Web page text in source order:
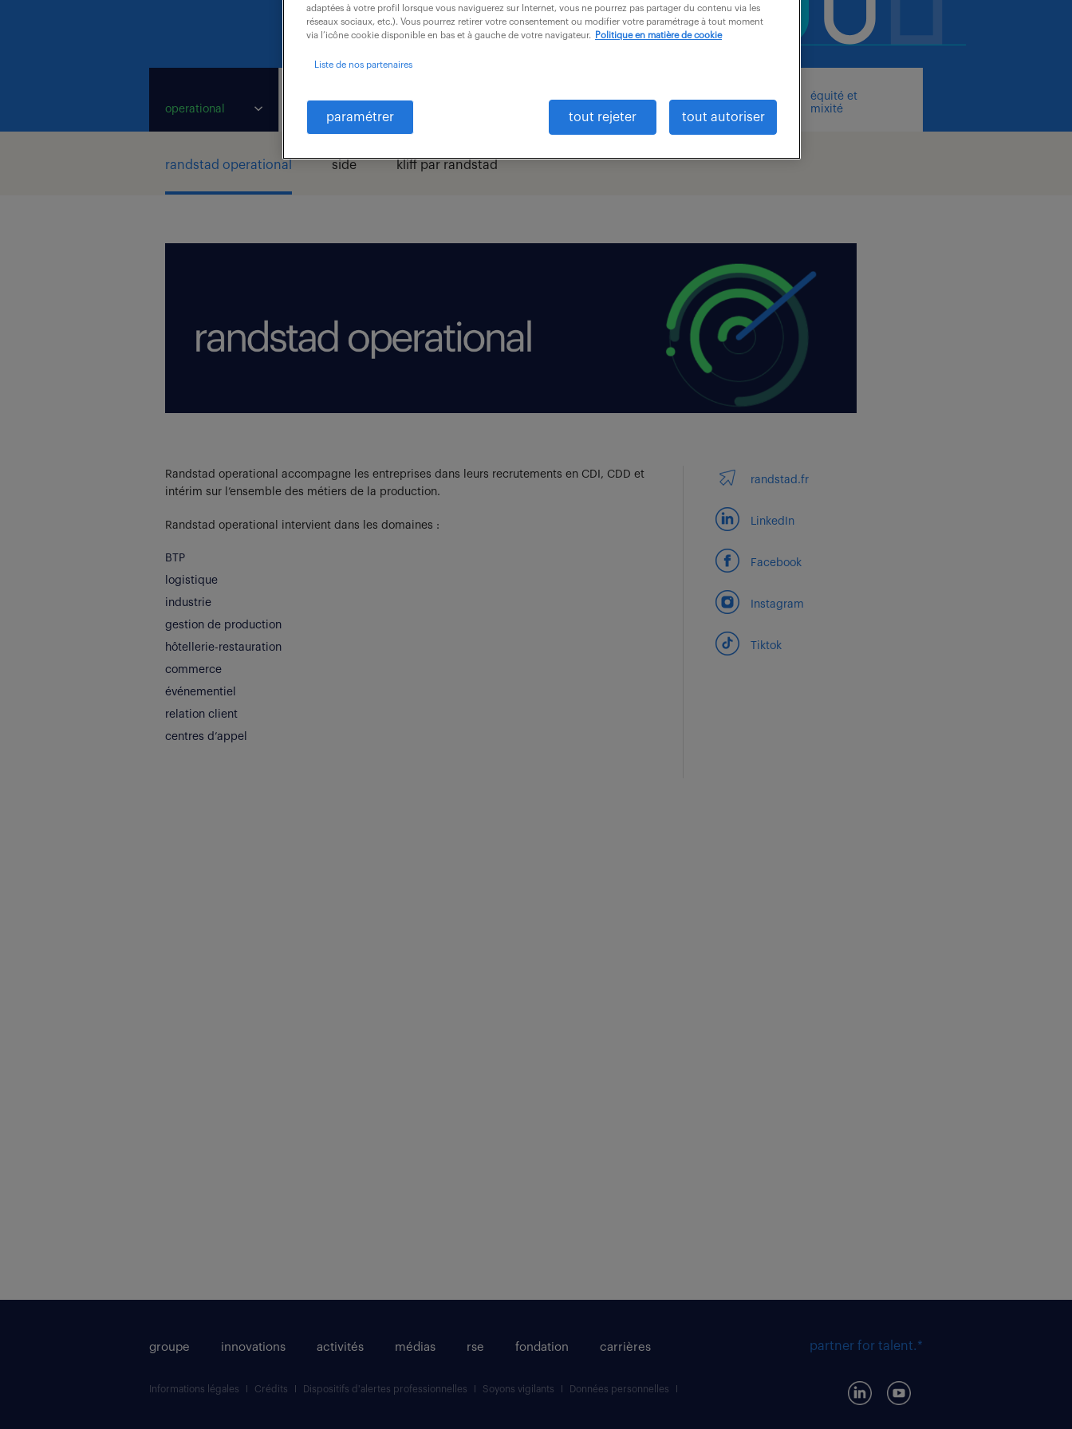
operational
équité et
mixité
randstad operational side kliff par randstad
Randstad operational accompagne les entreprises dans leurs recrutements en CDI, CDD et
intérim sur l’ensemble des métiers de la production.
Randstad operational intervient dans les domaines :
BTP
logistique
industrie
gestion de production
hôtellerie-restauration
commerce
événementiel
relation client
centres d’appel
randstad.fr
LinkedIn
Facebook
Instagram
Tiktok
groupe innovations activités médias rse fondation carrières partner for talent.*
Informations légales Crédits Dispositifs d'alertes professionnelles Soyons vigilants Données personnelles
adaptées à votre profil lorsque vous naviguerez sur Internet, vous ne pourrez pas partager du contenu via les
réseaux sociaux, etc.). Vous pourrez retirer votre consentement ou modifier votre paramétrage à tout moment
via l’icône cookie disponible en bas et à gauche de votre navigateur.
Politique en matière de cookie
Liste de nos partenaires
paramétrer tout rejeter tout autoriser